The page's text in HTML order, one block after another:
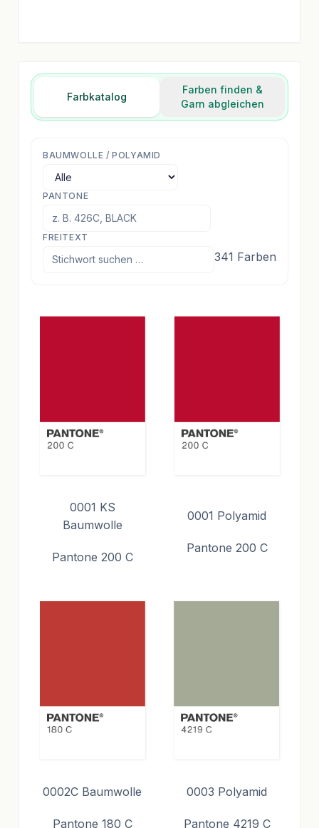
Farbkatalog
Farben finden &
Garn abgleichen
BAUMWOLLE / POLYAMID
PANTONE
FREITEXT
341 Farben
0001 KS
Baumwolle
Pantone 200 C
0001 Polyamid
Pantone 200 C
0002C Baumwolle
Pantone 180 C
0003 Polyamid
Pantone 4219 C